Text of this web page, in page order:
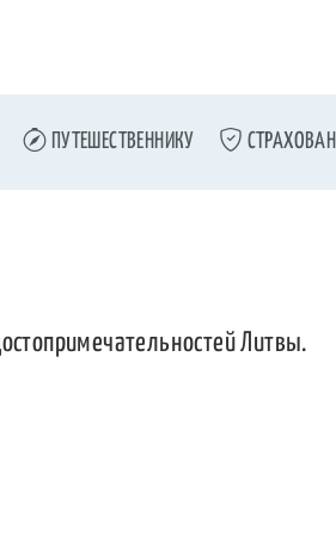
ПУТЕШЕСТВЕННИКУ
Литвы.